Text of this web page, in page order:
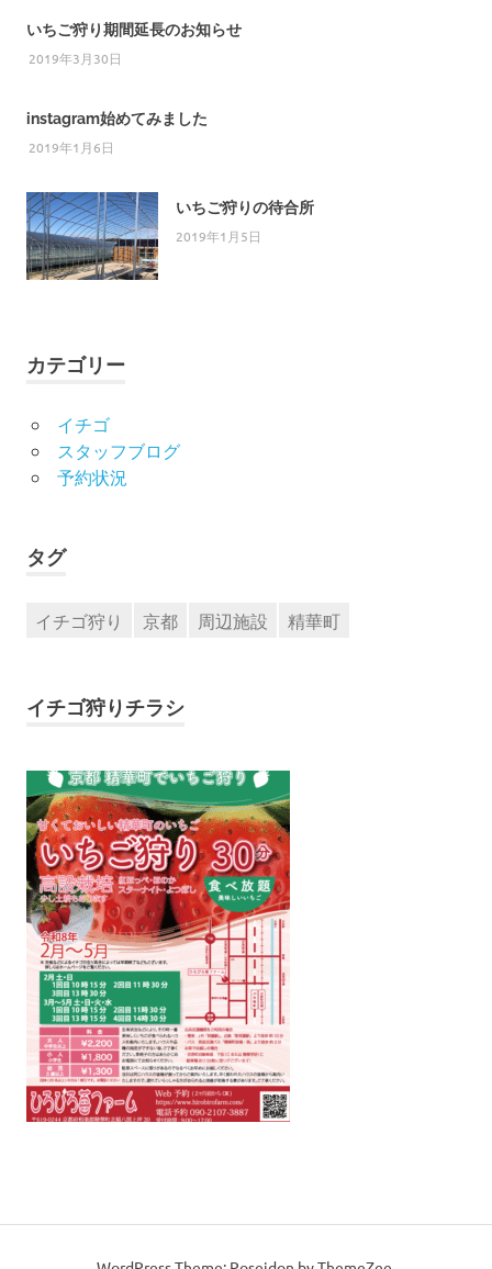
いちご狩り期間延長のお知らせ
2019年3月30日
instagram始めてみました
2019年1月6日
いちご狩りの待合所
2019年1月5日
カテゴリー
イチゴ
スタッフブログ
予約状況
タグ
イチゴ狩り 京都 周辺施設 精華町
イチゴ狩りチラシ